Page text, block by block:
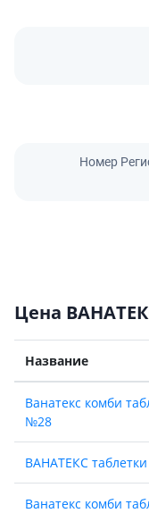
Номер
Цена
Название
Ванатекс комби
№28
ВАНАТЕКС
Ванатекс комби